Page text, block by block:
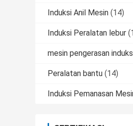
Induksi Anil Mesin (14)
Induksi Peralatan lebur
mesin pengerasan
Peralatan bantu (14)
Induksi Pemanasan